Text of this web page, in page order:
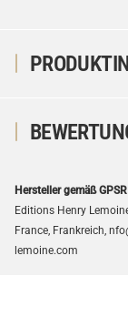
Hersteller gemäß GPSR
Editions Henry
France, Frankreich,
lemoine.com